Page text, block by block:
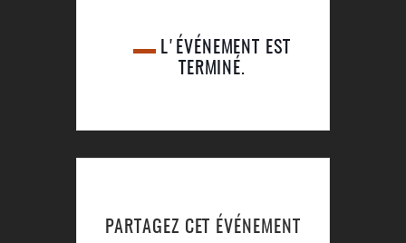
L'ÉVÉNEMENT EST
TERMINÉ.
PARTAGEZ CET ÉVÉNEMENT